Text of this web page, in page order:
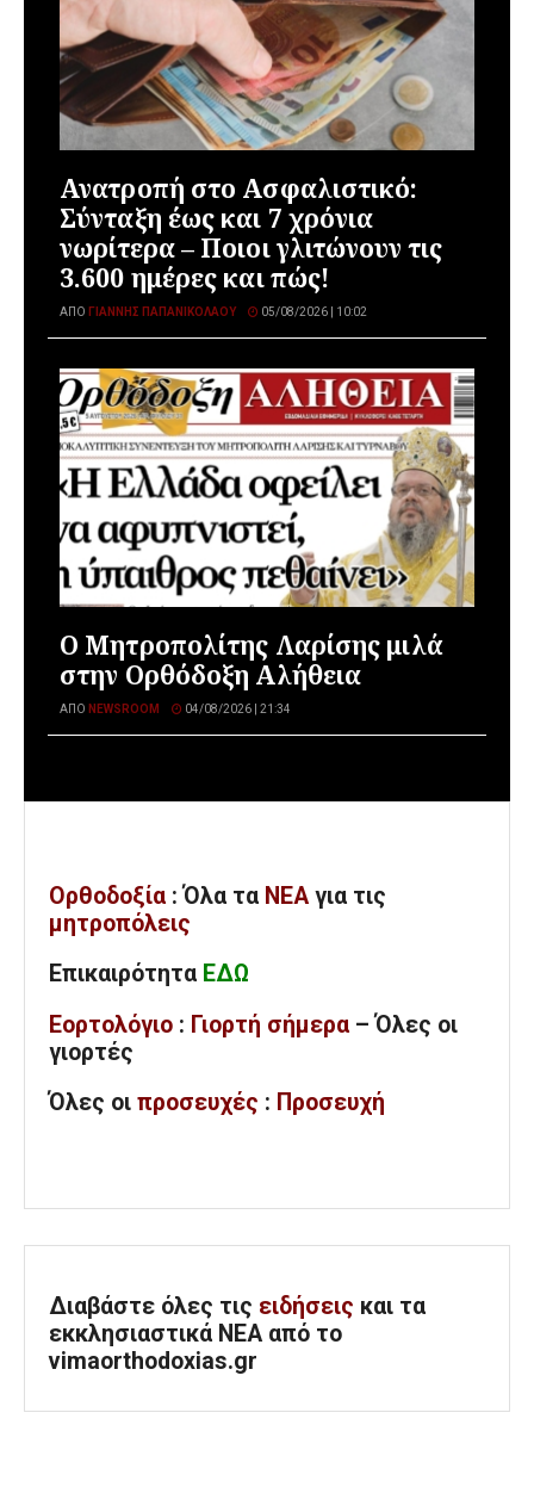
Ανατροπή στο Ασφαλιστικό:
Σύνταξη έως και 7 χρόνια
νωρίτερα – Ποιοι γλιτώνουν τις
3.600 ημέρες και πώς!
ΑΠΌ ΓΙΆΝΝΗΣ ΠΑΠΑΝΙΚΟΛΆΟΥ 05/08/2026 | 10:02
Ο Μητροπολίτης Λαρίσης μιλά
στην Ορθόδοξη Αλήθεια
ΑΠΌ NEWSROOM 04/08/2026 | 21:34
Ορθοδοξία : Όλα τα ΝΕΑ για τις
μητροπόλεις
Επικαιρότητα ΕΔΩ
Εορτολόγιο : Γιορτή σήμερα – Όλες οι
γιορτές
Όλες οι προσευχές : Προσευχή
Διαβάστε όλες τις ειδήσεις και τα
εκκλησιαστικά ΝΕΑ από το
vimaorthodoxias.gr